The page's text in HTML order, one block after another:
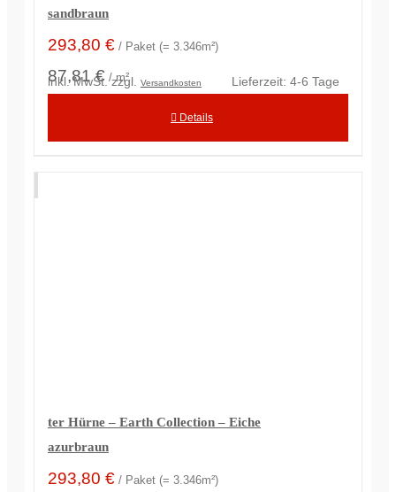
sandbraun
293,80 € / Paket (= 3.346m²)
87,81 € / m²
inkl. MwSt. zzgl. Versandkosten Lieferzeit: 4-6 Tage
Details
ter Hürne – Earth Collection – Eiche
azurbraun
293,80 € / Paket (= 3.346m²)